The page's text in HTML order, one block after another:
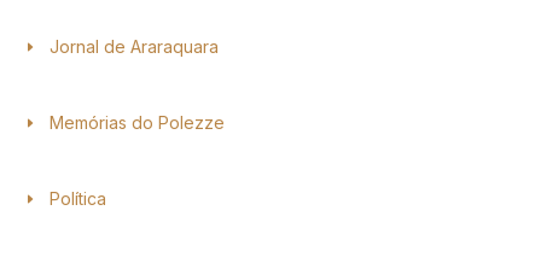
Jornal de Araraquara
Memórias do Polezze
Política